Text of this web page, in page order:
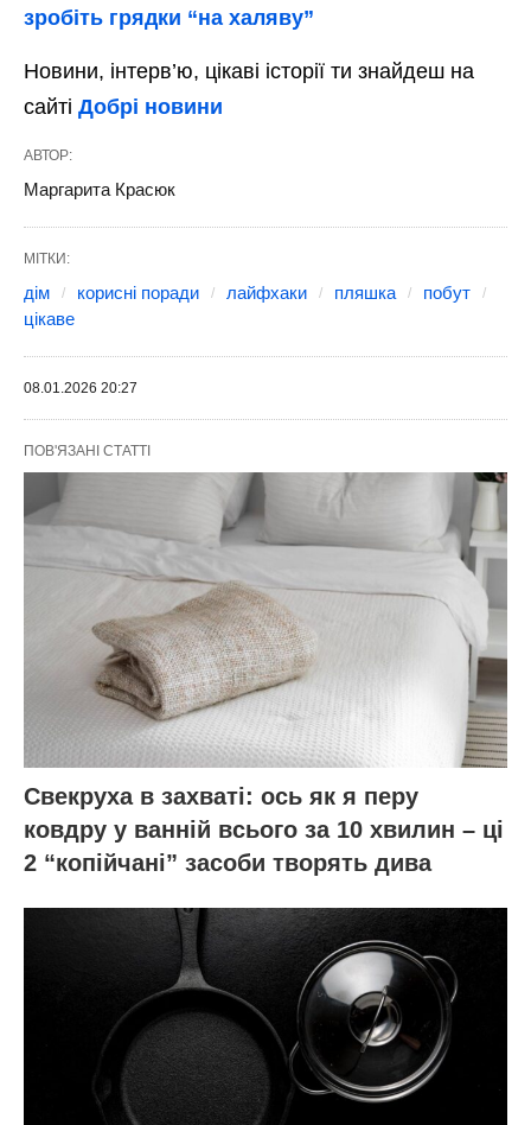
зробіть грядки “на халяву”
Новини, інтерв’ю, цікаві історії ти знайдеш на
сайті Добрі новини
АВТОР:
Маргарита Красюк
МІТКИ:
дім корисні поради лайфхаки пляшка
побут
цікаве
08.01.2026 20:27
ПОВ'ЯЗАНІ СТАТТІ
Свекруха в захваті: ось як я перу
ковдру у ванній всього за 10 хвилин – ці
2 “копійчані” засоби творять дива